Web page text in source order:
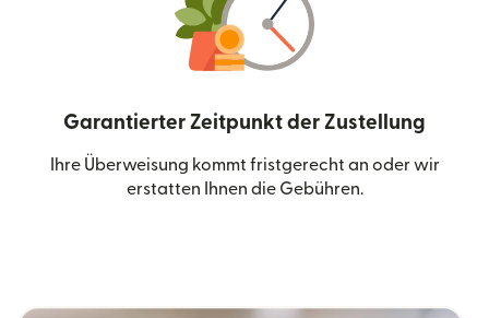
Garantierter Zeitpunkt der Zustellung
Ihre Überweisung kommt fristgerecht an oder wir
erstatten Ihnen die Gebühren.